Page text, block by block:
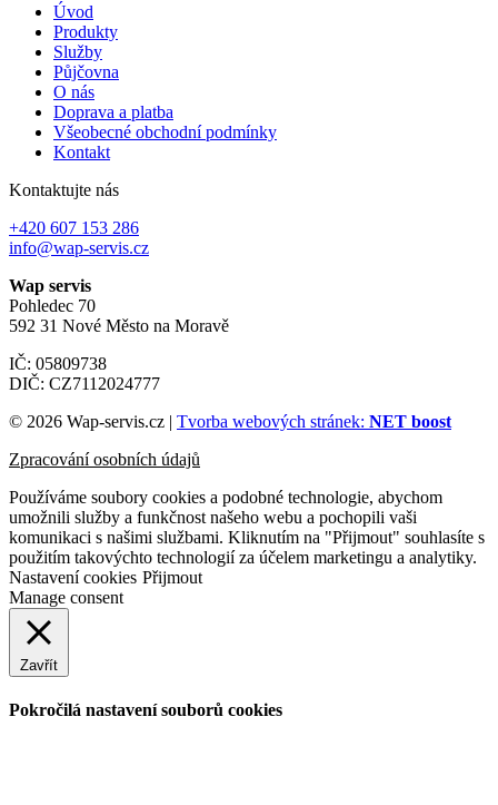
Úvod
Produkty
Služby
Půjčovna
O nás
Doprava a platba
Všeobecné obchodní podmínky
Kontakt
Kontaktujte nás
+420 607 153 286
info@wap-servis.cz
Wap servis
Pohledec 70
592 31 Nové Město na Moravě
IČ: 05809738
DIČ: CZ7112024777
© 2026 Wap-servis.cz | Tvorba webových stránek: NET boost
Zpracování osobních údajů
Používáme soubory cookies a podobné technologie, abychom
umožnili služby a funkčnost našeho webu a pochopili vaši
komunikaci s našimi službami. Kliknutím na "Přijmout" souhlasíte s
použitím takovýchto technologií za účelem marketingu a analytiky.
Nastavení cookies Přijmout
Manage consent
Zavřít
Pokročilá nastavení souborů cookies